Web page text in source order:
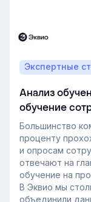
на основе
Эквио Леонида
Экспертные
Анализ
обучение
показателями
Большинство
проценту
и опросам
отвечают на
обучение на
В Эквио мы
объединили